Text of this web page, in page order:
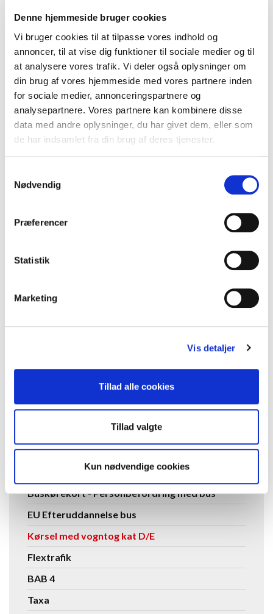
Denne hjemmeside bruger cookies
Vi bruger cookies til at tilpasse vores indhold og
annoncer, til at vise dig funktioner til sociale medier og til
at analysere vores trafik. Vi deler også oplysninger om
din brug af vores hjemmeside med vores partnere inden
for sociale medier, annonceringspartnere og
analysepartnere. Vores partnere kan kombinere disse
data med andre oplysninger, du har givet dem, eller som
de har indsamlet fra din brug af deres tjenester.
Nødvendig
Præferencer
Statistik
Marketing
Vis detaljer
Tillad alle cookies
Tillad valgte
Kun nødvendige cookies
denne målgruppe, så kontakt os for yderligere oplysninger.
DINE MULIGHEDER MED ET
KØREKORT TIL BUS MED VOGNTOG
Som buschauffør og med vogntog er der et stort udvalg af
opgaver indenfor personbefordring med bus, du kan primært
arbejde som:
- Bybuschauffør
1 x Teori- & køreprøvegebyr til Færdselsstyrelsen.
MÅLGRUPPE
Kurset udbydes som et AMU-kursus og den generelle
hjemmeside
Se flere kurser
kurser
Buskørekort - Personbefordring med bus
EU Efteruddannelse bus
Kørsel med vogntog kat D/E
Flextrafik
BAB 4
Taxa